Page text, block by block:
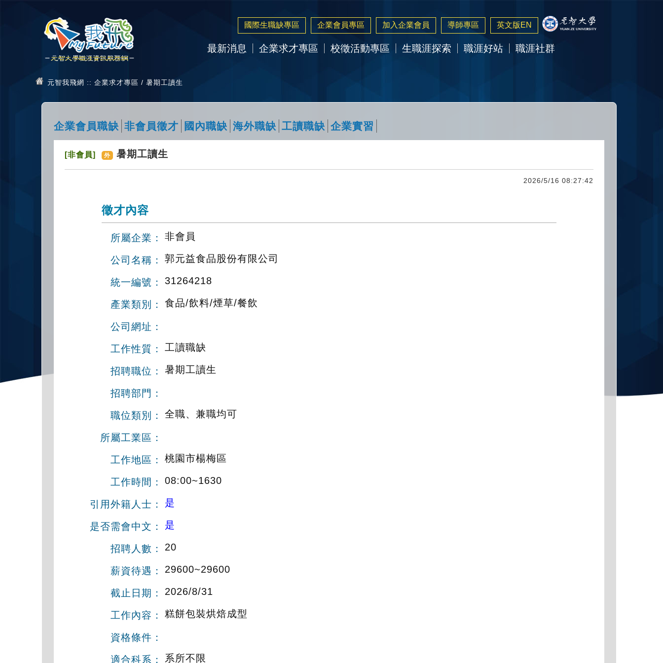
國際生職缺專區 企業會員專區 加入企業會員 導師專區 英文版EN
最新消息 企業求才專區 校徵活動專區 生職涯探索 職涯好站 職涯社群
元智我飛網 :: 企業求才專區 / 暑期工讀生
企業會員職缺 非會員徵才 國內職缺 海外職缺 工讀職缺 企業實習
[非會員] 外 暑期工讀生
2026/5/16 08:27:42
徵才內容
所屬企業： 非會員
公司名稱： 郭元益食品股份有限公司
統一編號： 31264218
產業類別： 食品/飲料/煙草/餐飲
公司網址：
工作性質： 工讀職缺
招聘職位： 暑期工讀生
招聘部門：
職位類別： 全職、兼職均可
所屬工業區：
工作地區： 桃園市楊梅區
工作時間： 08:00~1630
引用外籍人士： 是
是否需會中文： 是
招聘人數： 20
薪資待遇： 29600~29600
截止日期： 2026/8/31
工作內容： 糕餅包裝烘焙成型
資格條件：
適合科系： 系所不限